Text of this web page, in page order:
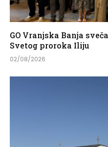
GO Vranjska Banja
Svetog proroka Iliju
02/08/2026